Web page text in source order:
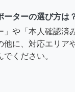
ーターの選び方は
」や「本人確認済
他に、対応エリア
ください。